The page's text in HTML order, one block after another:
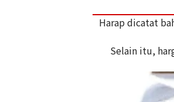
Harap dicatat
Selain itu,